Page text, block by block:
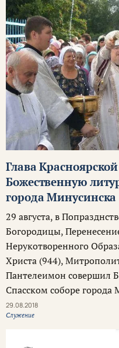
Глава
Божественную
города Минусинска
29 августа, в
Богородицы,
Нерукотворенного
Христа (944),
Пантелеимон совершил
Спасском соборе города
29.08.2018
Служение